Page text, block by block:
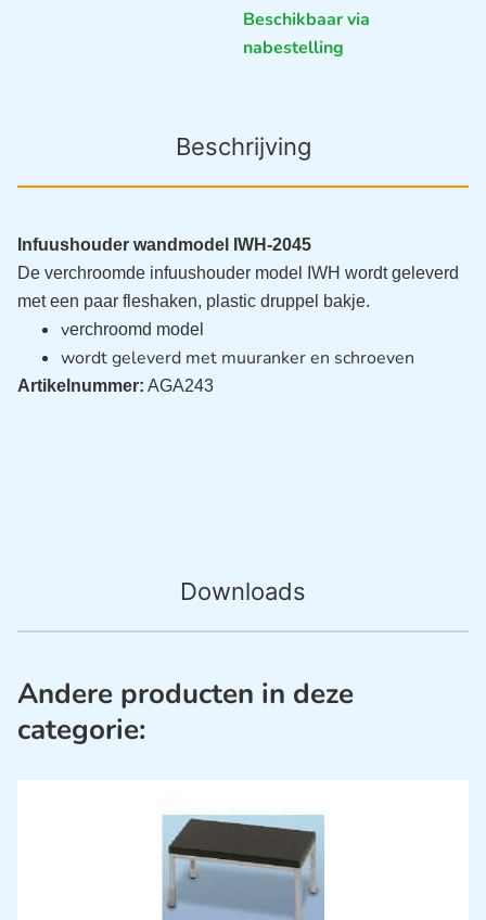
Beschikbaar via
nabestelling
Beschrijving
Downloads
Infuushouder wandmodel IWH-2045
De verchroomde infuushouder model IWH wordt geleverd
met een paar fleshaken, plastic druppel bakje.
verchroomd model
wordt geleverd met muuranker en schroeven
Artikelnummer: AGA243
Andere producten in deze
categorie: